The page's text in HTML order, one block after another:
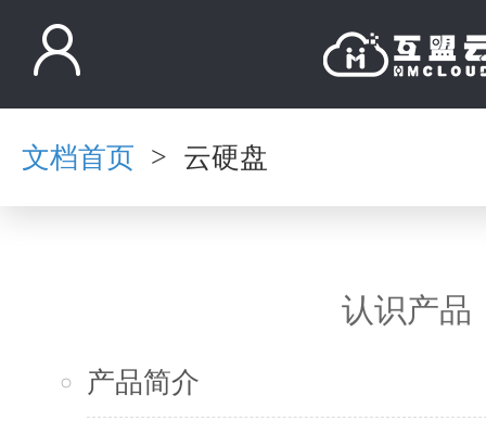
文档首页 > 云硬盘
认识产品
产品简介